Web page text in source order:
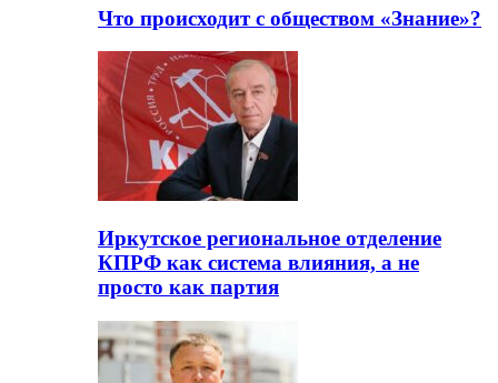
Что происходит с обществом «Знание»?
Иркутское региональное отделение
КПРФ как система влияния, а не
просто как партия